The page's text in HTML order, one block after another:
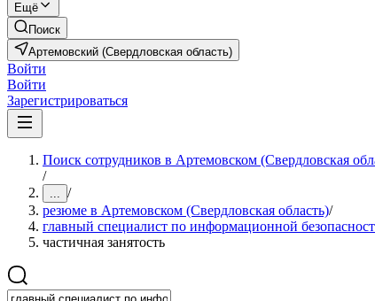
Ещё
Поиск
Артемовский (Свердловская область)
Войти
Войти
Зарегистрироваться
Поиск сотрудников в Артемовском (Свердловская
/
... /
резюме в Артемовском (Свердловская область)/
главный специалист по информационной
частичная занятость